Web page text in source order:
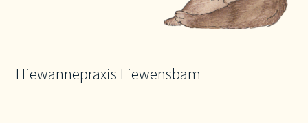
Hiewannepraxis Liewensbam